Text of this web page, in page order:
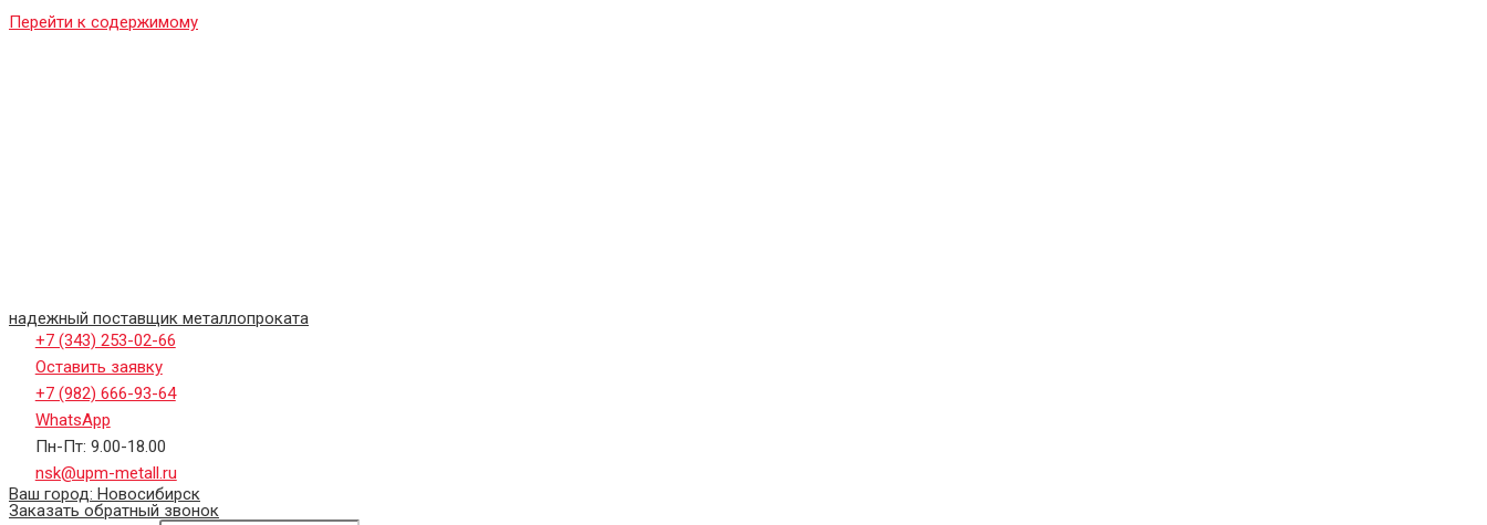
Перейти к содержимому
надежный поставщик металлопроката
+7 (343) 253-02-66
Оставить заявку
+7 (982) 666-93-64
WhatsApp
Пн-Пт: 9.00-18.00
nsk@upm-metall.ru
Ваш город: Новосибирск
Заказать обратный звонок